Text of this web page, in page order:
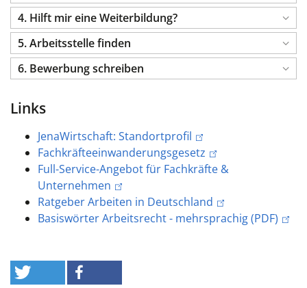
4. Hilft mir eine Weiterbildung?
5. Arbeitsstelle finden
6. Bewerbung schreiben
Links
JenaWirtschaft: Standortprofil
Fachkräfteeinwanderungsgesetz
Full-Service-Angebot für Fachkräfte &
Unternehmen
Ratgeber Arbeiten in Deutschland
Basiswörter Arbeitsrecht - mehrsprachig (PDF)